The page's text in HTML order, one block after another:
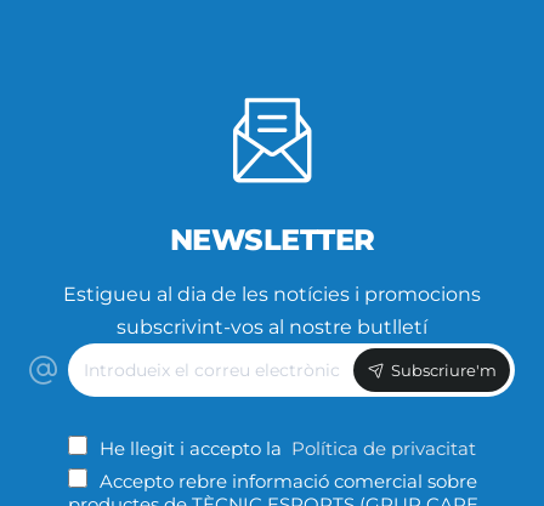
NEWSLETTER
Estigueu al dia de les notícies i promocions
subscrivint-vos al nostre butlletí
Introdueix
el
correu
Subscriure'm
He llegit i accepto la Política de privacitat
Accepto rebre informació comercial sobre